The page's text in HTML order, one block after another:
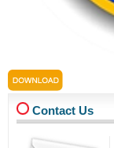
kama4-2026.pdf
Contact Us